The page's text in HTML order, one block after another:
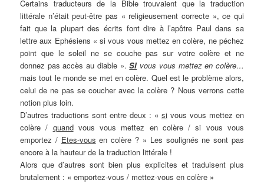
Certains traducteurs de la Bible trouvaient que la traduction
littérale n’était peut-être pas « religieusement correcte », ce qui
fait que la plupart des écrits font dire à l’apôtre Paul dans sa
lettre aux Ephésiens « si vous vous mettez en colère, ne péchez
point que le soleil ne se couche pas sur votre colère et ne
donnez pas accès au diable ».SIvous vous mettez en colère…
mais tout le monde se met en colère. Quel est le problème alors,
celui de ne pas se coucher avec la colère ? Nous verrons cette
notion plus loin.
D’autres traductions sont entre deux : « si vous vous mettez en
colère / quandvous vous mettez en colère / si vous vous
emportez / Etes-vous en colère ? » Les soulignés ne sont pas
encore à la hauteur de la traduction littérale !
Alors que d’autres sont bien plus explicites et traduisent plus
brutalement : « emportez-vous / mettez-vous en colère »